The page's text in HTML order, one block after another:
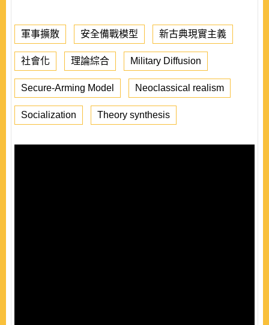
軍事擴散 安全備戰模型 新古典現實主義
社會化 理論綜合 Military Diffusion
Secure-Arming Model Neoclassical realism
Socialization Theory synthesis